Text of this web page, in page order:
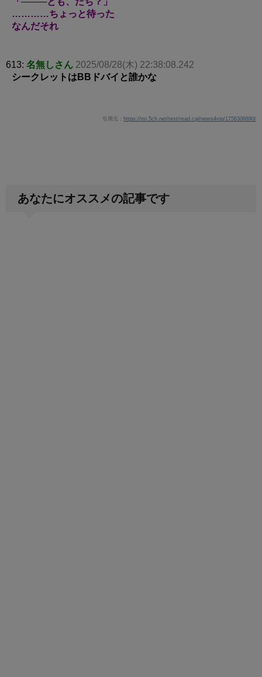
…………ちょっと待った
なんだそれ
613: 名無しさん 2025/08/28(木) 22:38:08.242
シークレットはBBドバイと誰かな
引用元： https://mi.5ch.net/test/read.cgi/news4vip/1756306890/
あなたにオススメの記事です